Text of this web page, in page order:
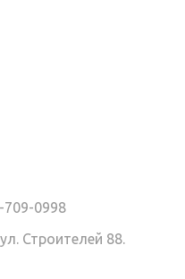
709-0998
Строителей 88.